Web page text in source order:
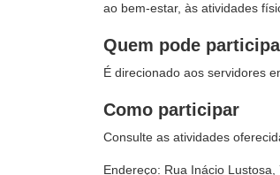
ao bem-estar, às atividades
Quem pode
É direcionado aos servidores
Como participar
Consulte as atividades
Endereço: Rua Inácio